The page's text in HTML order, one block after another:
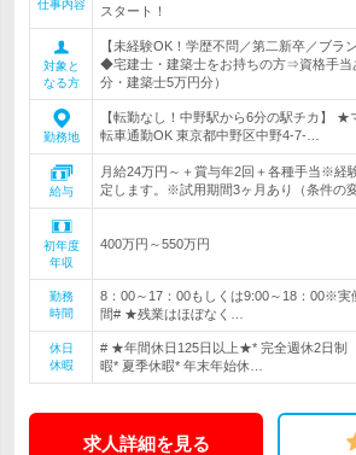
仕事内容
スタート！
対象と
なる方
【未経験OK！学歴不問／第二新卒／ブラ
◆宅建士・建築士をお持ちの方⇒資格手当
分・建築士5万円分）
勤務地
【転勤なし！中野駅から6分の駅チカ】 ★
転車通勤OK 東京都中野区中野4-7-…
給与
月給24万円～＋賞与年2回＋各種手当※経
定します。※試用期間3ヶ月あり（条件の
初年度
年収
400万円～550万円
勤務
時間
8：00～17：00もしくは9:00～18：00※実
間# ★残業はほぼなく…
休日
休暇
# ★年間休日125日以上★* 完全週休2日制
暇* 夏季休暇* 年末年始休…
求人詳細を見る